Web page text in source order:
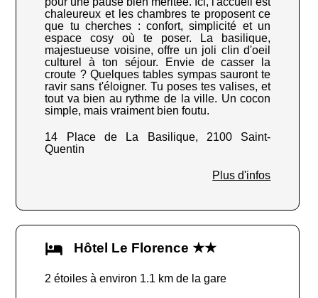
chaleureux et les chambres te proposent ce
que tu cherches : confort, simplicité et un
espace cosy où te poser. La basilique,
majestueuse voisine, offre un joli clin d'oeil
culturel à ton séjour. Envie de casser la
croute ? Quelques tables sympas sauront te
ravir sans t'éloigner. Tu poses tes valises, et
tout va bien au rythme de la ville. Un cocon
simple, mais vraiment bien foutu.
14 Place de La Basilique, 2100 Saint-
Quentin
Plus d'infos
Hôtel Le Florence ★★
2 étoiles à environ 1.1 km de la gare